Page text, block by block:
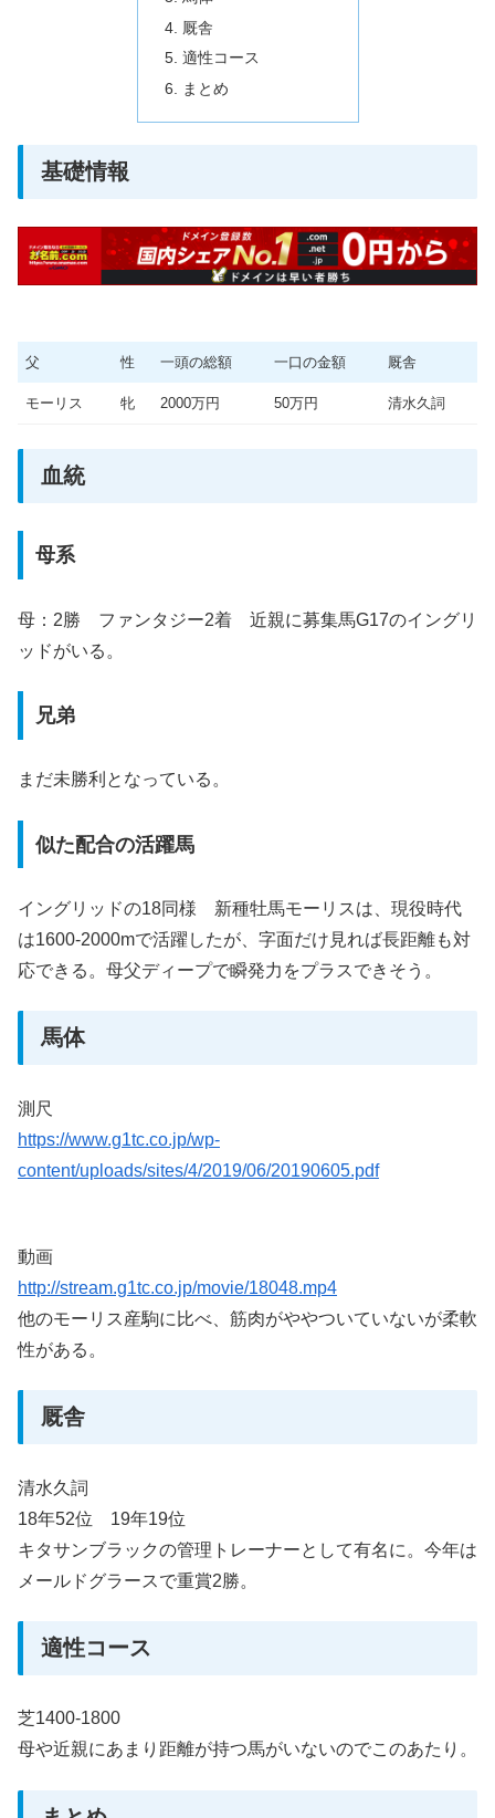
厩舎
適性コース
まとめ
基礎情報
父 性 一頭の総額 一口の金額 厩舎
モーリス 牝 2000万円 50万円 清水久詞
血統
母系
母：2勝 ファンタジー2着 近親に募集馬G17のイングリ
ッドがいる。
兄弟
まだ未勝利となっている。
似た配合の活躍馬
イングリッドの18同様 新種牡馬モーリスは、現役時代
は1600-2000mで活躍したが、字面だけ見れば長距離も対
応できる。母父ディープで瞬発力をプラスできそう。
馬体
測尺
https://www.g1tc.co.jp/wp-
content/uploads/sites/4/2019/06/20190605.pdf
動画
http://stream.g1tc.co.jp/movie/18048.mp4
他のモーリス産駒に比べ、筋肉がややついていないが柔軟
性がある。
厩舎
清水久詞
18年52位 19年19位
キタサンブラックの管理トレーナーとして有名に。今年は
メールドグラースで重賞2勝。
適性コース
芝1400-1800
母や近親にあまり距離が持つ馬がいないのでこのあたり。